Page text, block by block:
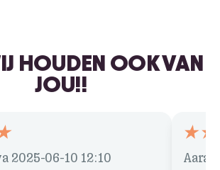
HOUDEN OOK VAN
JOU!!
2025-06-10 12:10 Aarav